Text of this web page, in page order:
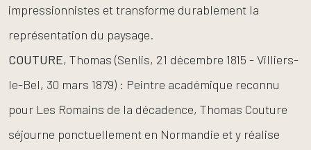
impressionnistes et transforme durablement la
représentation du paysage.
COUTURE, Thomas (Senlis, 21 décembre 1815 - Villiers-
le-Bel, 30 mars 1879) : Peintre académique reconnu
pour Les Romains de la décadence, Thomas Couture
séjourne ponctuellement en Normandie et y réalise